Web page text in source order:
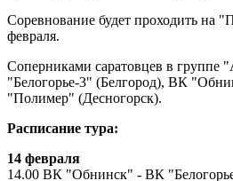
Соревнование будет проходить на
февраля.
Соперниками саратовцев в группе
"Белогорье-3" (Белгород), ВК
"Полимер" (Десногорск).
Расписание тура:
14 февраля
14.00 ВК "Обнинск" - ВК